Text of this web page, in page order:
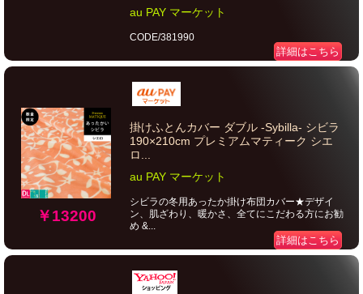
au PAY マーケット
CODE/381990
詳細はこちら
￥13200
掛けふとんカバー ダブル -Sybilla- シビラ
190×210cm プレミアムマティーク シエ
ロ...
au PAY マーケット
シビラの冬用あったか掛け布団カバー★デザイ
ン、肌ざわり、暖かさ、全てにこだわる方にお勧
め &...
詳細はこちら